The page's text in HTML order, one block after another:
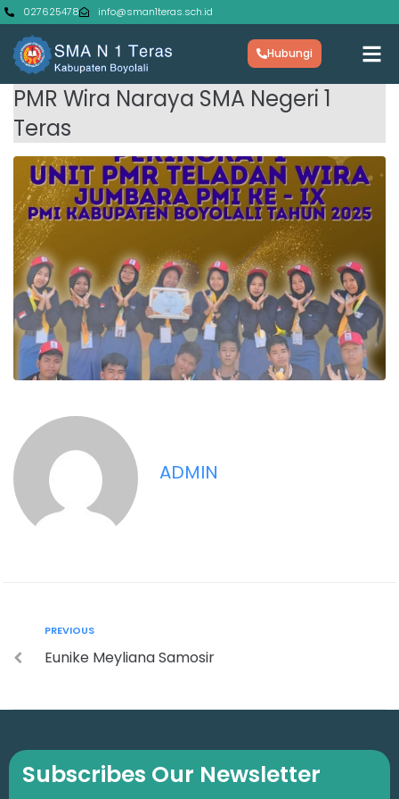
027625478 info@sman1teras.sch.id
Hubungi
PMR Wira Naraya SMA Negeri 1
Teras
ADMIN
PREVIOUS
Eunike Meyliana Samosir
Subscribes Our Newsletter